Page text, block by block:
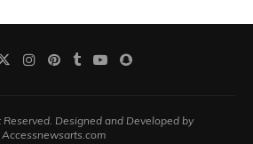
Designed and Developed by
Accessnewsarts.com